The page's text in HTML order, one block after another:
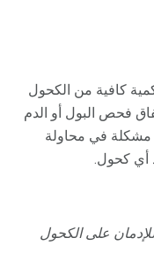
كافية من الكحول
فحص البول أو الدم
مشكلة في محاولة
أي كحول.
على الكحول